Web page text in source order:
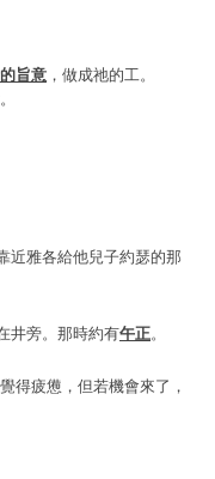
旨意 ，做成祂的工。
近雅各給他兒子約瑟的那
井旁。那時約有午正。
得疲憊，但若機會來了，